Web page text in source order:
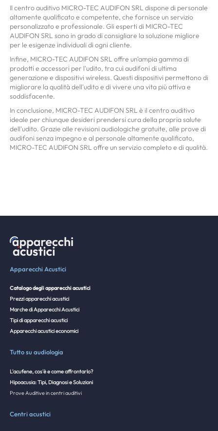
Il centro auditivo MICRO-TEC AUDIFON SRL dispone di personale
altamente qualificato e competente, che fornisce un servizio
personalizzato e professionale. Gli esperti di MICRO-TEC
AUDIFON SRL sono in grado di consigliare la soluzione migliore
per le esigenze individuali di ogni cliente.
Infine, MICRO-TEC AUDIFON SRL offre un'ampia gamma di
prodotti e accessori per l'udito, tra cui audifoni di ultima
generazione e dispositivi wireless. Questi dispositivi permettono di
migliorare la qualità dell'udito e di vivere una vita più attiva e
soddisfacente.
In conclusione, MICRO-TEC AUDIFON SRL è il centro auditivo
ideale per chiunque desideri prendersi cura della propria salute
dell'udito. Grazie alle revisioni audiologiche gratuite, alle prove di
audifoni senza impegno e al personale altamente qualificato,
MICRO-TEC AUDIFON SRL offre un servizio completo e di qualità.
Apparecchi Acustici
Catalogo degli apparecchi acustici
Prezzi apparecchi acustici
Marche di Apparecchi Acustici
Tipi di apparecchi acustici
Apparecchi acustici economici
Tutto su audiologia
L'acufene, cos'è e come affrontarlo?
Hipoacusia: Tipi, Diagnosi e Soluzioni
Prove Auditive in centri auditivi
Centri acustici